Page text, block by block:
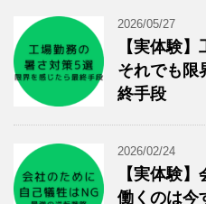
2026/05/27
【実体験
それでも限
終手段
2026/02/24
【実体験
働くのは今